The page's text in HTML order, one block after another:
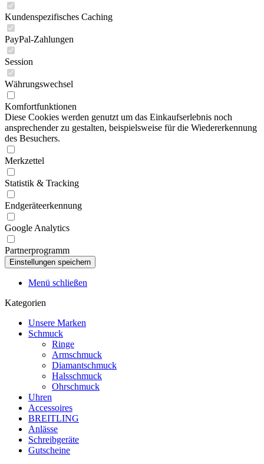
Kundenspezifisches Caching
PayPal-Zahlungen
Session
Währungswechsel
Komfortfunktionen
Diese Cookies werden genutzt um das Einkaufserlebnis noch
ansprechender zu gestalten, beispielsweise für die Wiedererkennung
des Besuchers.
Merkzettel
Statistik & Tracking
Endgeräteerkennung
Google Analytics
Partnerprogramm
Menü schließen
Kategorien
Unsere Marken
Schmuck
Ringe
Armschmuck
Diamantschmuck
Halsschmuck
Ohrschmuck
Uhren
Accessoires
BREITLING
Anlässe
Schreibgeräte
Gutscheine